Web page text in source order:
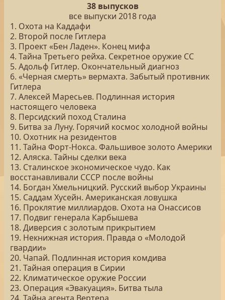
38 выпусков
все выпуски 2018 года
1. Охота на Каддафи
2. Второй после Гитлера
3. Проект «Бен Ладен». Конец мифа
4. Тайна Третьего рейха. Секретное оружие СС
5. Адольф Гитлер. Окончательный диагноз
6. «Черная смерть» вермахта. Забытый противник
Гитлера
7. Алексей Маресьев. Подлинная история
настоящего человека
8. Персидский поход Сталина
9. Битва за Луну. Горячий космос холодной войны
10. Охотник на резидентов
11. Тайна Форт-Нокса. Фальшивое золото Америки
12. Аляска. Тайны сделки века
13. Сталинское экономическое чудо. Как
восстанавливали СССР после войны
14. Богдан Хмельницкий. Русский выбор Украины
15. Саддам Хусейн. Американская ловушка
16. Проклятие миллиардов. Охота на Онассисов
17. Подвиг генерала Карбышева
18. Диверсия с золотым прикрытием
19. Некнижная история. Правда о «Молодой
гвардии»
20. Чапай. Подлинная история комдива
21. Тайная операция в Сирии
22. Климатическое оружие России
23. Операция «Эвакуация». Битва тыла